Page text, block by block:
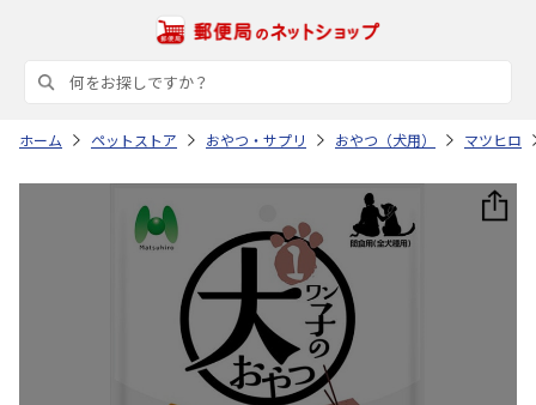
ホーム ペットストア おやつ・サプリ おやつ（犬用） マツヒロ